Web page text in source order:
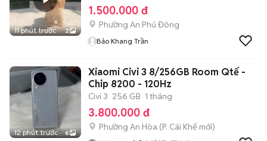
11 phút trước 2
1.500.000 đ
Phường An Phú Đông
Bảo Khang Trần
12 phút trước 6
Xiaomi Civi 3 8/256GB Room Qtế -
Chip 8200 - 120Hz
Civi 3 256 GB 1 tháng
3.800.000 đ
Phường An Hòa (P. Cái Khế mới)